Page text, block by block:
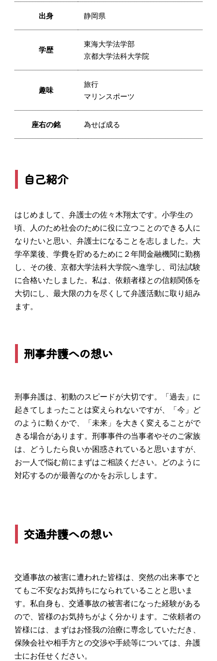
出身 静岡県
学歴
東海大学法学部
京都大学法科大学院
趣味
旅行
マリンスポーツ
座右の銘 為せば成る
自己紹介
はじめまして、弁護士の佐々木翔太です。小学生の
頃、人のため社会のために役に立つことのできる人に
なりたいと思い、弁護士になることを志しました。大
学卒業後、学費を貯めるために２年間金融機関に勤務
し、その後、京都大学法科大学院へ進学し、司法試験
に合格いたしました。私は、依頼者様との信頼関係を
大切にし、最大限の力を尽くして弁護活動に取り組み
ます。
刑事弁護への想い
刑事弁護は、初動のスピードが大切です。「過去」に
起きてしまったことは変えられないですが、「今」ど
のように動くかで、「未来」を大きく変えることがで
きる場合があります。刑事事件の当事者やそのご家族
は、どうしたら良いか困惑されていると思いますが、
お一人で悩む前にまずはご相談ください。どのように
対応するのが最善なのかをお示しします。
交通弁護への想い
交通事故の被害に遭われた皆様は、突然の出来事でと
てもご不安なお気持ちになられていることと思いま
す。私自身も、交通事故の被害者になった経験がある
ので、皆様のお気持ちがよく分かります。ご依頼者の
皆様には、まずはお怪我の治療に専念していただき、
保険会社や相手方との交渉や手続等については、弁護
士にお任せください。